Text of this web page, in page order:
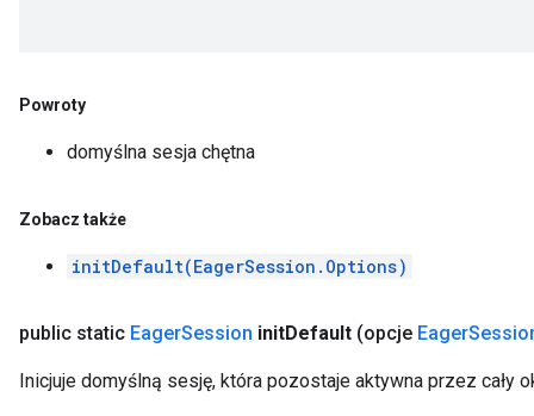
Powroty
domyślna sesja chętna
Zobacz także
initDefault(EagerSession.Options)
public static EagerSession initDefault (opcje Eager
Inicjuje domyślną sesję, która pozostaje aktywna przez cały